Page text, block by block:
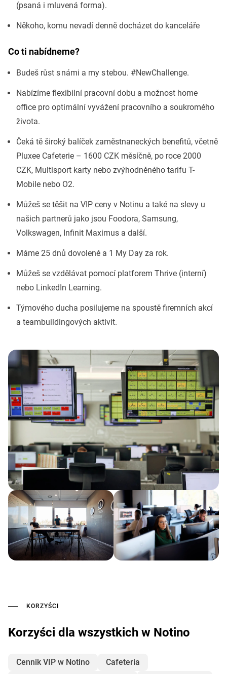
(psaná i mluvená forma).
Někoho, komu nevadí denně docházet do kanceláře
Co ti nabídneme?
Budeš růst s námi a my s tebou. #NewChallenge.
Nabízíme flexibilní pracovní dobu a možnost home
office pro optimální vyvážení pracovního a soukromého
života.
Čeká tě široký balíček zaměstnaneckých benefitů, včetně
Pluxee Cafeterie – 1600 CZK měsíčně, po roce 2000
CZK, Multisport karty nebo zvýhodněného tarifu T-
Mobile nebo O2.
Můžeš se těšit na VIP ceny v Notinu a také na slevy u
našich partnerů jako jsou Foodora, Samsung,
Volkswagen, Infinit Maximus a další.
Máme 25 dnů dovolené a 1 My Day za rok.
Můžeš se vzdělávat pomocí platforem Thrive (interní)
nebo LinkedIn Learning.
Týmového ducha posilujeme na spoustě firemních akcí
a teambuildingových aktivit.
KORZYŚCI
Korzyści dla wszystkich w Notino
Cennik VIP w Notino Cafeteria